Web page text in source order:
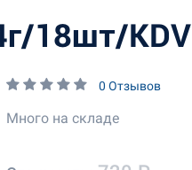
18шт/KDV
0 Отзывов
Много на складе